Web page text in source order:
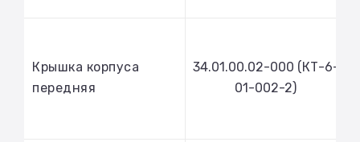
Крышка корпуса
передняя
34.01.00.02-000 (КТ-6-
01-002-2)